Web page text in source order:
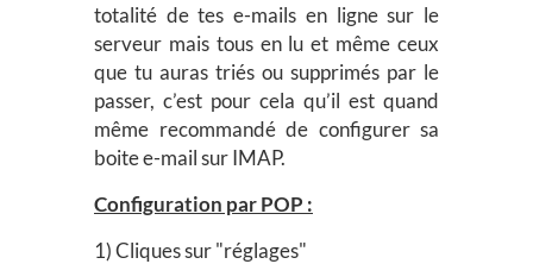
totalité de tes e-mails en ligne sur le
serveur mais tous en lu et même ceux
que tu auras triés ou supprimés par le
passer, c’est pour cela qu’il est quand
même recommandé de configurer sa
boite e-mail sur IMAP.
Configuration par POP :
1) Cliques sur "réglages"